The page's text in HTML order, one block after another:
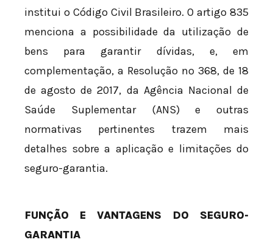
institui o Código Civil Brasileiro. O artigo 835
menciona a possibilidade da utilização de
bens para garantir dívidas, e, em
complementação, a Resolução nº 368, de 18
de agosto de 2017, da Agência Nacional de
Saúde Suplementar (ANS) e outras
normativas pertinentes trazem mais
detalhes sobre a aplicação e limitações do
seguro-garantia.
FUNÇÃO E VANTAGENS DO SEGURO-
GARANTIA